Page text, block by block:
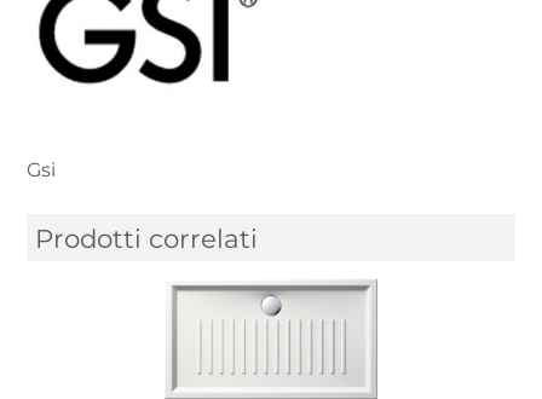
Gsi
Prodotti correlati